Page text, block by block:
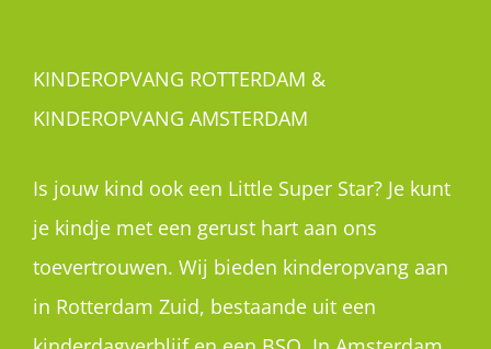
KINDEROPVANG ROTTERDAM &
KINDEROPVANG AMSTERDAM
Is jouw kind ook een Little Super Star? Je kunt
je kindje met een gerust hart aan ons
toevertrouwen. Wij bieden kinderopvang aan
in Rotterdam Zuid, bestaande uit een